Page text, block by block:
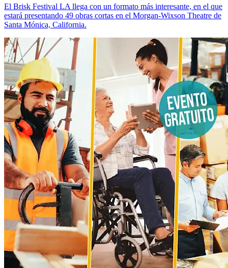
El Brisk Festival LA llega con un formato más interesante, en el que
estará presentando 49 obras cortas en el Morgan-Wixson Theatre de
Santa Mónica, California.